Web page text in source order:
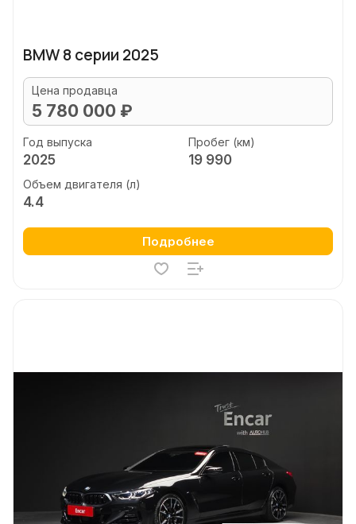
BMW 8 серии 2025
Цена продавца
5 780 000 ₽
Год выпуска
2025
Пробег (км)
19 990
Объем двигателя (л)
4.4
Подробнее